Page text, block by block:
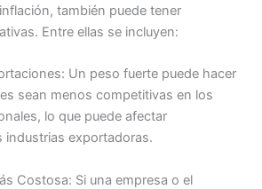
también puede tener
Entre ellas se incluyen:
Un peso fuerte puede hacer
sean menos competitivas en los
lo que puede afectar
industrias exportadoras.
Costosa: Si una empresa o el